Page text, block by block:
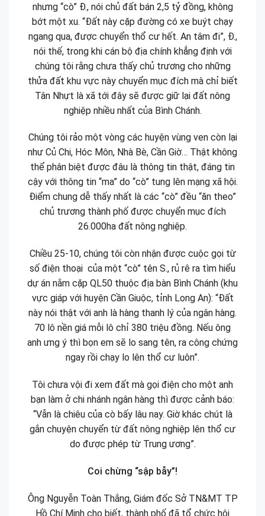
nhưng “cò” Đ., nói chủ đất bán 2,5 tỷ đồng, không
bớt một xu. “Đất này cặp đường có xe buýt chạy
ngang qua, được chuyển thổ cư hết. An tâm đi”, Đ.,
nói thế, trong khi cán bộ địa chính khẳng định với
chúng tôi rằng chưa thấy chủ trương cho những
thửa đất khu vực này chuyển mục đích mà chỉ biết
Tân Nhựt là xã tới đây sẽ được giữ lại đất nông
nghiệp nhiều nhất của Bình Chánh.
Chúng tôi rảo một vòng các huyện vùng ven còn lại
như Củ Chi, Hóc Môn, Nhà Bè, Cần Giờ… Thật không
thể phân biệt được đâu là thông tin thật, đáng tin
cậy với thông tin “ma” do “cò” tung lên mạng xã hội.
Điểm chung dễ thấy nhất là các “cò” đều “ăn theo”
chủ trương thành phố được chuyển mục đích
26.000ha đất nông nghiệp.
Chiều 25-10, chúng tôi còn nhận được cuộc gọi từ
số điện thoại của một “cò” tên S., rủ rê ra tìm hiểu
dự án nằm cặp QL50 thuộc địa bàn Bình Chánh (khu
vực giáp với huyện Cần Giuộc, tỉnh Long An): “Đất
này nói thật với anh là hàng thanh lý của ngân hàng.
70 lô nền giá mỗi lô chỉ 380 triệu đồng. Nếu ông
anh ưng ý thì bọn em sẽ lo sang tên, ra công chứng
ngay rồi chạy lo lên thổ cư luôn”.
Tôi chưa vội đi xem đất mà gọi điện cho một anh
bạn làm ở chi nhánh ngân hàng thì được cảnh báo:
“Vẫn là chiêu của cò bấy lâu nay. Giờ khác chút là
gắn chuyện chuyển từ đất nông nghiệp lên thổ cư
do được phép từ Trung ương”.
Coi chừng “sập bẫy”!
Ông Nguyễn Toàn Thắng, Giám đốc Sở TN&MT TP
Hồ Chí Minh cho biết, thành phố đã tổ chức hội